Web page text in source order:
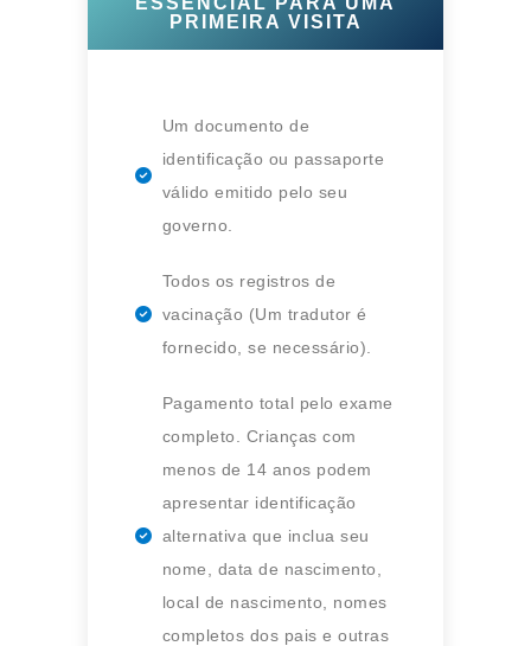
PRIMEIRA VISITA
Um documento de
identificação ou passaporte
válido emitido pelo seu
governo.
Todos os registros de
vacinação (Um tradutor é
fornecido, se necessário).
Pagamento total pelo exame
completo. Crianças com
menos de 14 anos podem
apresentar identificação
alternativa que inclua seu
nome, data de nascimento,
local de nascimento, nomes
completos dos pais e outras